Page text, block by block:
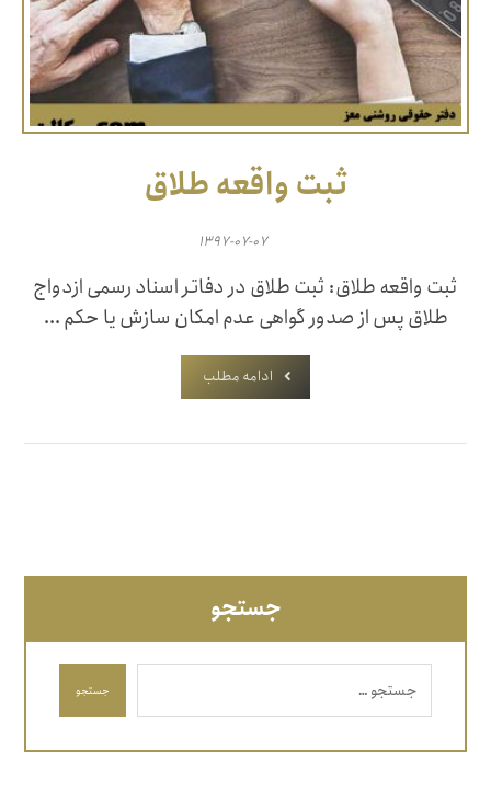
ثبت واقعه طلاق
۱۳۹۷-۰۷-۰۷
ثبت واقعه طلاق: ثبت طلاق در دفاتر اسناد رسمی ازدواج
طلاق پس از صدور گواهی عدم امکان سازش یا حکم ...
ادامه مطلب
جستجو
جستجو